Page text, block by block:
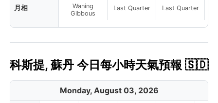
月相
Waning
Gibbous
Last Quarter Last Quarter
科斯提, 蘇丹 今日每小時天氣預報 🇸🇩
Monday, August 03, 2026